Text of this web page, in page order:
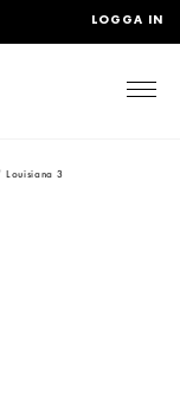
LOGGA IN
Louisiana 3